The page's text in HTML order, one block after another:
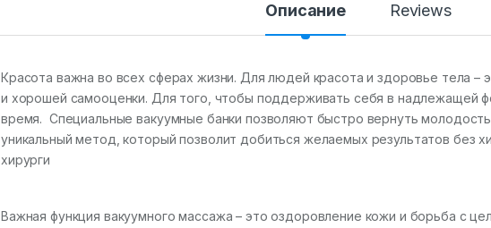
Описание Reviews
Красота важна во всех сферах жизни. Для людей красота и здоровье тела –
и хорошей самооценки. Для того, чтобы поддерживать себя в надлежащей
время. Специальные вакуумные банки позволяют быстро вернуть
уникальный метод, который позволит добиться желаемых результатов без
хирурги
Важная функция вакуумного массажа – это оздоровление кожи и борьба с